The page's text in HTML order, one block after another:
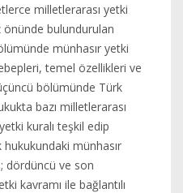
milletlerarası yetki
önünde bulundurulan
münhasır yetki
temel özellikleri ve
bölümünde Türk
bazı milletlerarası
kuralı teşkil edip
hukukundaki münhasır
dördüncü ve son
kavramı ile bağlantılı